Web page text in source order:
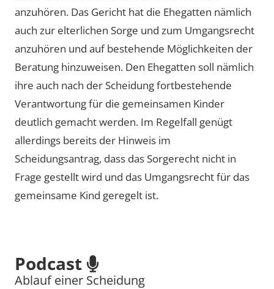
anzuhören. Das Gericht hat die Ehegatten nämlich
auch zur elterlichen Sorge und zum Umgangsrecht
anzuhören und auf bestehende Möglichkeiten der
Beratung hinzuweisen. Den Ehegatten soll nämlich
ihre auch nach der Scheidung fortbestehende
Verantwortung für die gemeinsamen Kinder
deutlich gemacht werden. Im Regelfall genügt
allerdings bereits der Hinweis im
Scheidungsantrag, dass das Sorgerecht nicht in
Frage gestellt wird und das Umgangsrecht für das
gemeinsame Kind geregelt ist.
Podcast
Ablauf einer Scheidung